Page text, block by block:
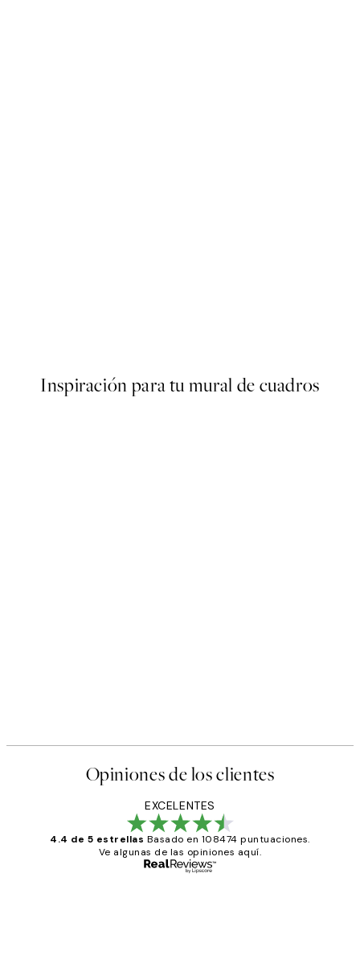
Inspiración para tu mural de cuadros
Opiniones de los clientes
EXCELENTES
4.4 de 5 estrellas Basado en 108474 puntuaciones.
Ve algunas de las opiniones aquí.